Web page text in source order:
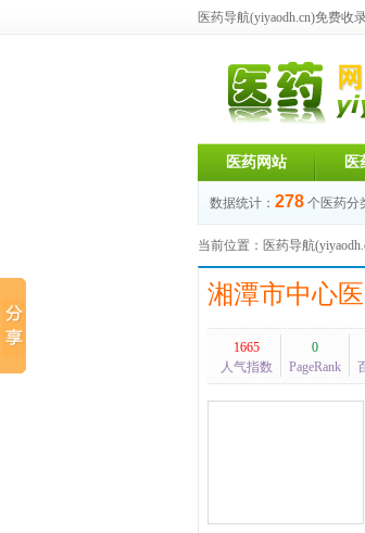
医药导航(yiyaodh.cn)免费收
医药网站 医
数据统计： 278 个医药分
当前位置： 医药导航
湘潭市中心
1665
人气指数
0
PageRank